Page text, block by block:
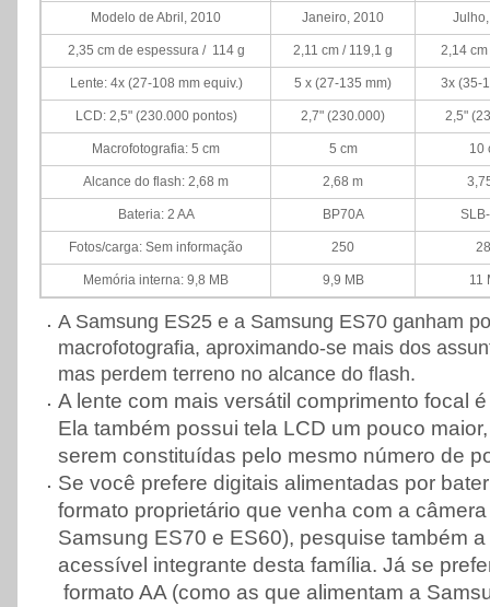
Modelo de Abril, 2010 Janeiro, 2010
2,35 cm de espessura / 114 g 2,11 cm / 119,1 g 2,14
Lente: 4x (27-108 mm equiv.) 5 x (27-135 mm) 3x (35-
LCD: 2,5" (230.000 pontos) 2,7" (230.000) 2,5"
Macrofotografia: 5 cm 5 cm 10
Alcance do flash: 2,68 m 2,68 m
Bateria: 2 AA BP70A
Fotos/carga: Sem informação 250
Memória interna: 9,8 MB 9,9 MB 11
. A Samsung ES25 e a Samsung ES70 ganham
macrofotografia, aproximando-se mais dos
mas perdem terreno no alcance do flash.
. A lente com mais versátil comprimento focal
Ela também possui tela LCD um pouco
serem constituídas pelo mesmo número de
. Se você prefere digitais alimentadas por
formato proprietário que venha com a
Samsung ES70 e ES60), pesquise também a
acessível integrante desta família. Já se
formato AA (como as que alimentam a